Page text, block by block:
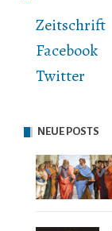
Zeitschrift
Facebook
Twitter
NEUE POSTS